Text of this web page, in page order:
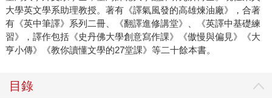
大學英文學系助理教授。著有《譯氣風發的高雄煉油廠》，合著
有《英中筆譯》系列二冊、《翻譯進修講堂》、《英譯中基礎練
習》，譯作包括《史丹佛大學創意寫作課》《傲慢與偏見》《大
亨小傳》《教你讀懂文學的27堂課》等二十餘本書。
目錄